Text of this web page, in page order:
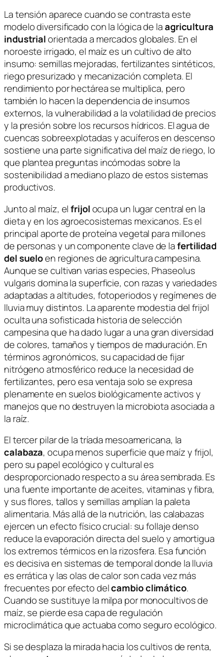
La tensión aparece cuando se contrasta este
modelo diversificado con la lógica de laagricultura
industrialorientada a mercados globales. En el
noroeste irrigado, el maíz es un cultivo de alto
insumo: semillas mejoradas, fertilizantes sintéticos,
riego presurizado y mecanización completa. El
rendimiento por hectárea se multiplica, pero
también lo hacen la dependencia de insumos
externos, la vulnerabilidad a la volatilidad de precios
y la presión sobre los recursos hídricos. El agua de
cuencas sobreexplotadas y acuíferos en descenso
sostiene una parte significativa del maíz de riego, lo
que plantea preguntas incómodas sobre la
sostenibilidad a mediano plazo de estos sistemas
productivos.
Junto al maíz, elfrijolocupa un lugar central en la
dieta y en los agroecosistemas mexicanos. Es el
principal aporte de proteína vegetal para millones
de personas y un componente clave de lafertilidad
del sueloen regiones de agricultura campesina.
Aunque se cultivan varias especies, Phaseolus
vulgarisdomina la superficie, con razas y variedades
adaptadas a altitudes, fotoperiodos y regímenes de
lluvia muy distintos. La aparente modestia del frijol
oculta una sofisticada historia de selección
campesina que ha dado lugar a una gran diversidad
de colores, tamaños y tiempos de maduración. En
términos agronómicos, su capacidad de fijar
nitrógeno atmosférico reduce la necesidad de
fertilizantes, pero esa ventaja solo se expresa
plenamente en suelos biológicamente activos y
manejos que no destruyen la microbiota asociada a
la raíz.
El tercer pilar de la tríada mesoamericana, la
calabaza, ocupa menos superficie que maíz y frijol,
pero su papel ecológico y cultural es
desproporcionado respecto a su área sembrada. Es
una fuente importante de aceites, vitaminas y fibra,
y sus flores, tallos y semillas amplían la paleta
alimentaria. Más allá de la nutrición, las calabazas
ejercen un efecto físico crucial: su follaje denso
reduce la evaporación directa del suelo y amortigua
los extremos térmicos en la rizosfera. Esa función
es decisiva en sistemas de temporal donde la lluvia
es errática y las olas de calor son cada vez más
frecuentes por efecto delcambio climático.
Cuando se sustituye la milpa por monocultivos de
maíz, se pierde esa capa de regulación
microclimática que actuaba como seguro ecológico.
Si se desplaza la mirada hacia los cultivos de renta,